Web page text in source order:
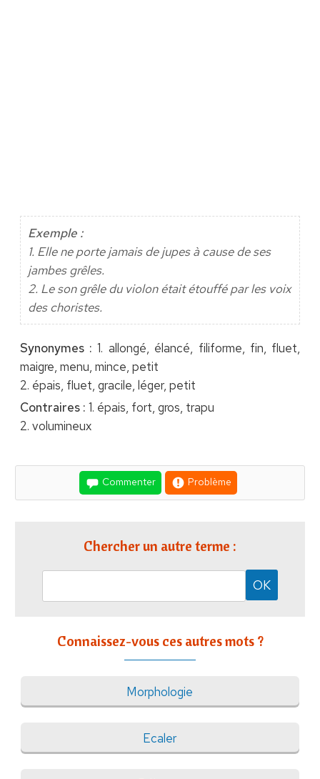
Exemple :
1. Elle ne porte jamais de jupes à cause de ses
jambes grêles.
2. Le son grêle du violon était étouffé par les voix
des choristes.
Synonymes : 1. allongé, élancé, filiforme, fin, fluet,
maigre, menu, mince, petit
2. épais, fluet, gracile, léger, petit
Contraires : 1. épais, fort, gros, trapu
2. volumineux
Commenter Problème
Chercher un autre terme :
Connaissez-vous ces autres mots ?
Morphologie
Ecaler